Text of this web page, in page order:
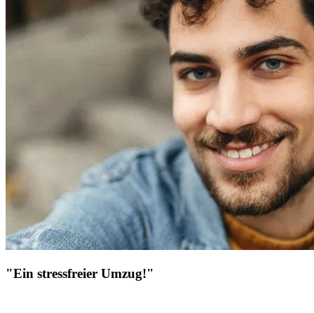
"Ein stressfreier Umzug!"